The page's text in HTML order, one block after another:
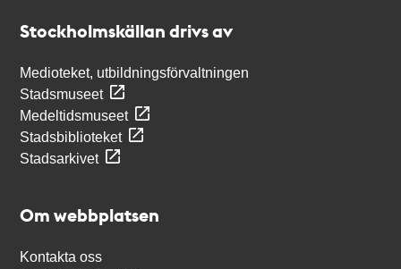
Stockholmskällan drivs av
Medioteket, utbildningsförvaltningen
Stadsmuseet
Medeltidsmuseet
Stadsbiblioteket
Stadsarkivet
Om webbplatsen
Kontakta oss